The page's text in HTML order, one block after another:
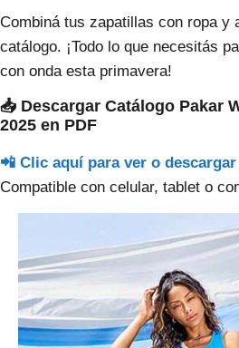
Combiná tus zapatillas con ropa y
catálogo. ¡Todo lo que necesitás
con onda esta primavera!
📥 Descargar Catálogo Pakar
2025 en PDF
📲 Clic aquí para ver o
Compatible con celular, tablet o